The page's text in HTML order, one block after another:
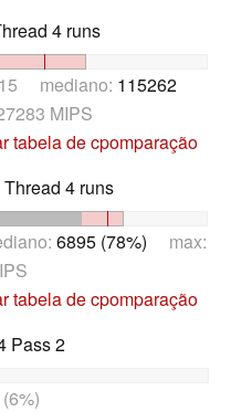
4 runs
mediano: 115262
MIPS
tabela de cpomparação
4 runs
6895 (78%) max:
tabela de cpomparação
Pass 2
(6%)